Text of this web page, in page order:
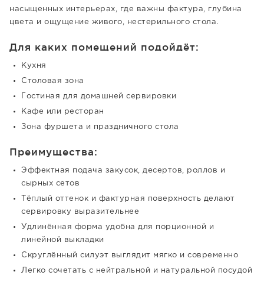
насыщенных интерьерах, где важны фактура, глубина
цвета и ощущение живого, нестерильного стола.
Для каких помещений подойдёт:
Кухня
Столовая зона
Гостиная для домашней сервировки
Кафе или ресторан
Зона фуршета и праздничного стола
Преимущества:
Эффектная подача закусок, десертов, роллов и
сырных сетов
Тёплый оттенок и фактурная поверхность делают
сервировку выразительнее
Удлинённая форма удобна для порционной и
линейной выкладки
Скруглённый силуэт выглядит мягко и современно
Легко сочетать с нейтральной и натуральной посудой